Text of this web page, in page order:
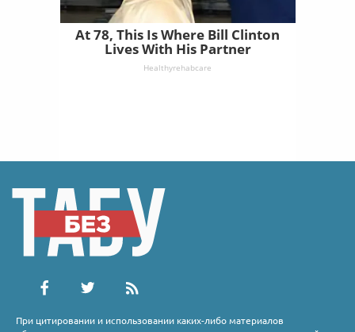
At 78, This Is Where Bill Clinton
Lives With His Partner
Healthyrehabcare
При цитировании и использовании каких-либо материалов